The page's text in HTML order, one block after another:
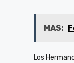
MAS:
Los